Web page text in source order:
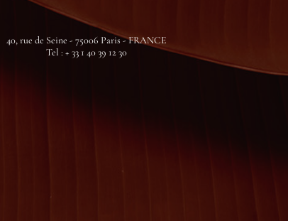
40, rue de Seine - 75006 Paris - FRANCE
Tel : + 33 1 40 39 12 30